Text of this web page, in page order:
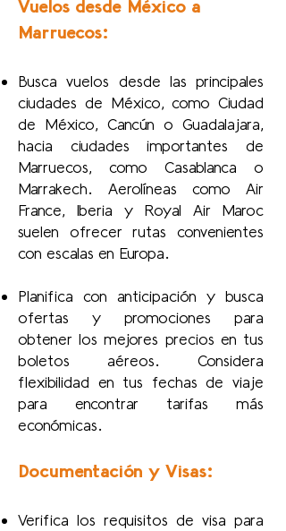
Vuelos desde México a
Marruecos:
Busca vuelos desde las principales
ciudades de México, como Ciudad
de México, Cancún o Guadalajara,
hacia ciudades importantes de
Marruecos, como Casablanca o
Marrakech. Aerolíneas como Air
France, Iberia y Royal Air Maroc
suelen ofrecer rutas convenientes
con escalas en Europa.
Planifica con anticipación y busca
ofertas y promociones para
obtener los mejores precios en tus
boletos aéreos. Considera
flexibilidad en tus fechas de viaje
para encontrar tarifas más
económicas.
Documentación y Visas:
Verifica los requisitos de visa para